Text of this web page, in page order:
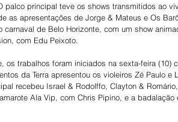
palco principal teve os shows transmitidos ao
as apresentações de Jorge & Mateus e Os
carnaval de Belo Horizonte, com um show
com Edu Peixoto.
os trabalhos foram iniciados na sexta-feira (10)
da Terra apresentou os violeiros Zé Paulo
recebeu Israel & Rodolffo, Clayton &
Ala Vip, com Chris Pipino, e a